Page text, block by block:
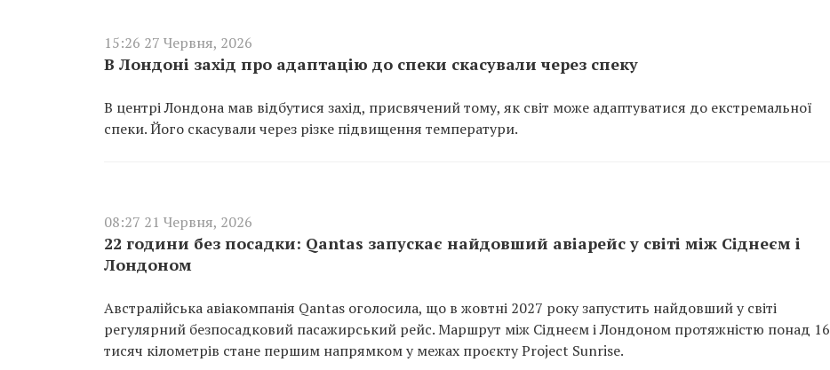
15:26 27 Червня, 2026
В Лондоні захід про адаптацію до спеки скасували через спеку
В центрі Лондона мав відбутися захід, присвячений тому, як світ може адаптуватися до екстремальної
спеки. Його скасували через різке підвищення температури.
08:27 21 Червня, 2026
22 години без посадки: Qantas запускає найдовший авіарейс у світі між Сіднеєм і
Лондоном
Австралійська авіакомпанія Qantas оголосила, що в жовтні 2027 року запустить найдовший у світі
регулярний безпосадковий пасажирський рейс. Маршрут між Сіднеєм і Лондоном протяжністю понад 16
тисяч кілометрів стане першим напрямком у межах проєкту Project Sunrise.